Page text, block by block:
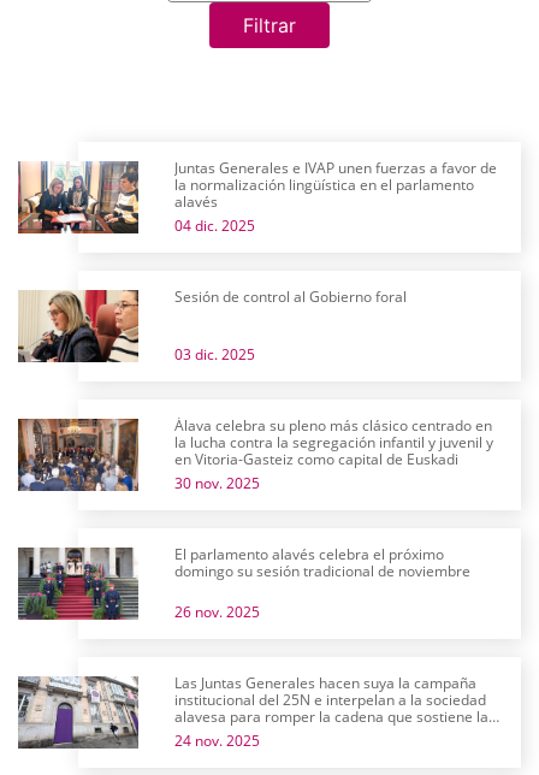
Filtrar
Juntas Generales e IVAP unen fuerzas a favor de
la normalización lingüística en el parlamento
alavés
04 dic. 2025
Sesión de control al Gobierno foral
03 dic. 2025
Álava celebra su pleno más clásico centrado en
la lucha contra la segregación infantil y juvenil y
en Vitoria-Gasteiz como capital de Euskadi
30 nov. 2025
El parlamento alavés celebra el próximo
domingo su sesión tradicional de noviembre
26 nov. 2025
Las Juntas Generales hacen suya la campaña
institucional del 25N e interpelan a la sociedad
alavesa para romper la cadena que sostiene la
violencia machista
24 nov. 2025